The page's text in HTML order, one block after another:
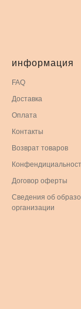
информация
FAQ
Доставка
Оплата
Контакты
Возврат товаров
Договор оферты
Сведения об
организации